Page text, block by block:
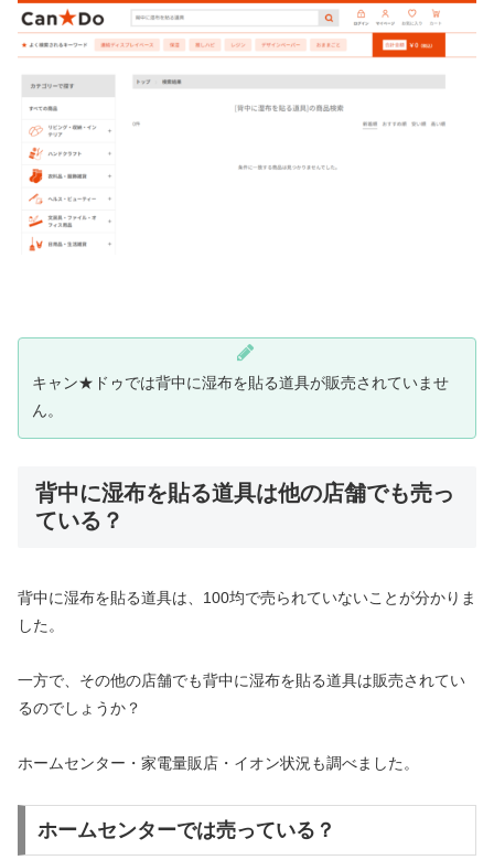
キャン★ドゥでは背中に湿布を貼る道具が販売されていませ
ん。
背中に湿布を貼る道具は他の店舗でも売っ
ている？
背中に湿布を貼る道具は、100均で売られていないことが分かりま
した。
一方で、その他の店舗でも背中に湿布を貼る道具は販売されてい
るのでしょうか？
ホームセンター・家電量販店・イオン状況も調べました。
ホームセンターでは売っている？